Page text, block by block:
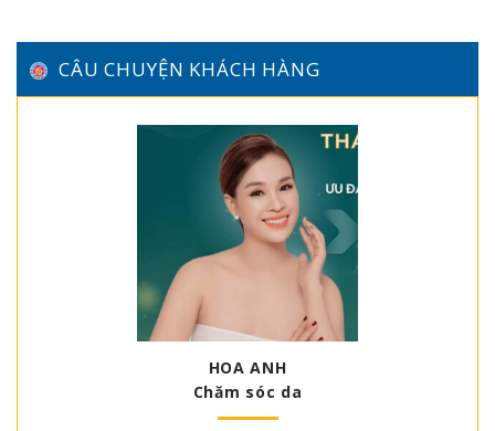
CÂU CHUYỆN KHÁCH HÀNG
HOA ANH
Chăm sóc da